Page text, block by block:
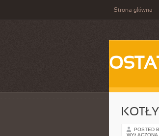
Strona główna
POSTED
WYŁĄCZONA